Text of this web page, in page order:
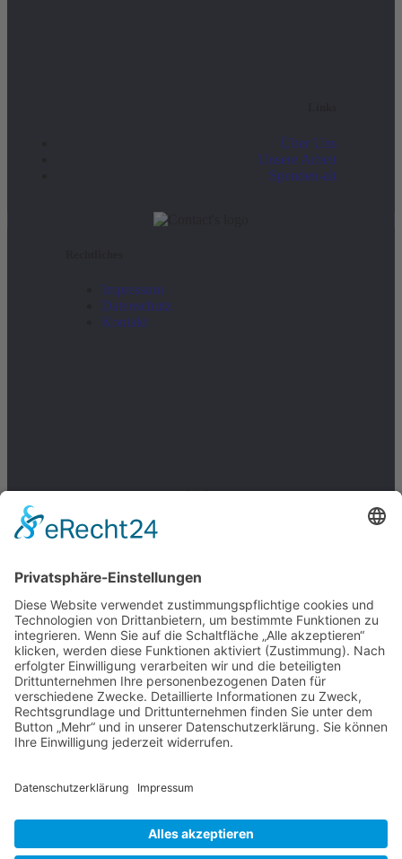
Über Uns
Unsere Arbeit
Spenden-alt
Impressum
Datenschutz
Kontakt
Links
Rechtliches
Impressum
Datenschutz
DEUTSCHE SEEMANNSMISSION IN LÜBECK E.V.© 2026 – ALLE